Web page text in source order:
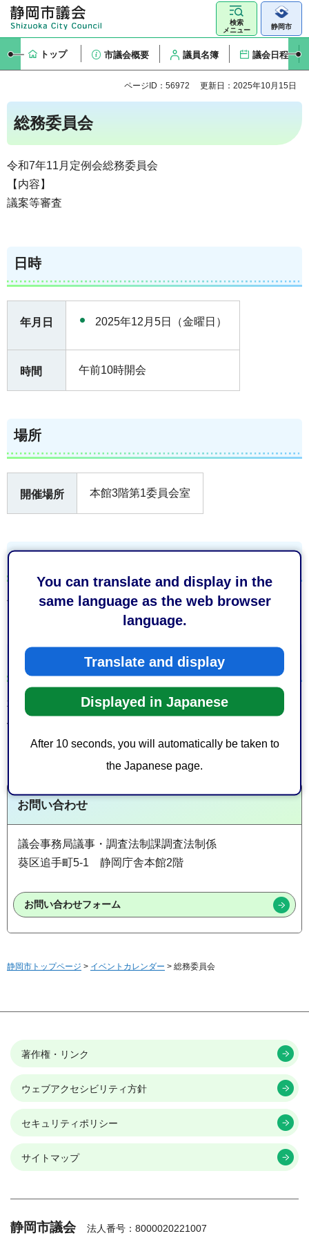
You can translate and display in the
same language as the web browser
language.
Translate and display
Displayed in Japanese
After 10 seconds, you will automatically be taken to
the Japanese page.
検索
メニュー
静岡市
トップ 市議会概要 議員名簿 議会日程
ページID：56972 更新日：2025年10月15日
総務委員会
令和7年11月定例会総務委員会
【内容】
議案等審査
日時
年月日 2025年12月5日（金曜日）
時間 午前10時開会
場所
開催場所 本館3階第1委員会室
可
申込み
事前申し込み不要
傍聴希望の方は本館3階傍聴受付へお越しください。
お問い合わせ
議会事務局議事・調査法制課調査法制係
葵区追手町5-1 静岡庁舎本館2階
静岡市トップページ > イベントカレンダー > 総務委員会
著作権・リンク
ウェブアクセシビリティ方針
セキュリティポリシー
サイトマップ
静岡市議会 法人番号：8000020221007